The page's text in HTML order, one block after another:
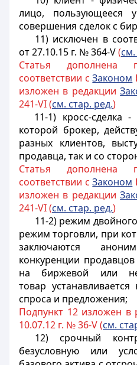
лицо, пользующееся
совершения сделок с
11) исключен в
от 27.10.15 г. № 364-V(см.
Статья дополнена
соответствии сЗаконом
изложен в редакции
241-VI (см. стар. ред.)
11-1) кросс-сделка
которой брокер,
разных клиентов,
продавца, так и со
Статья дополнена
соответствии сЗаконом
изложен в редакции
241-VI (см. стар. ред.)
11-2) режим
режим торговли, при
заключаются
конкуренции
на биржевой или
товар
спроса и предложения;
Подпункт 12 изложен в
10.07.12 г. № 36-V (см.
12) срочный
безусловную или